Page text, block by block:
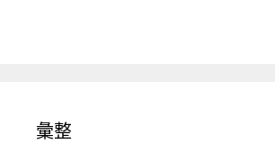
彙整